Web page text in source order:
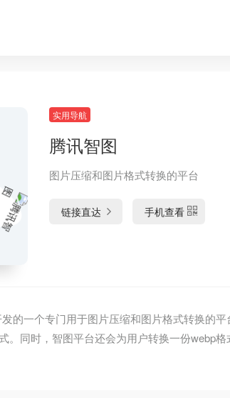
实用导航
腾讯智图
图片压缩和图片格式转换的平台
链接直达 手机查看
的一个专门用于图片压缩和图片格式转换的
。同时，智图平台还会为用户转换一份webp格